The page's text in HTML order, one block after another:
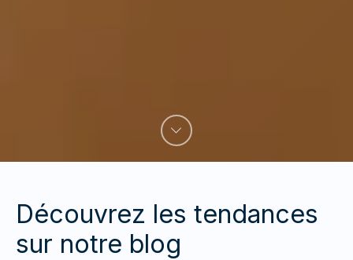
Découvrez les tendances
sur notre blog